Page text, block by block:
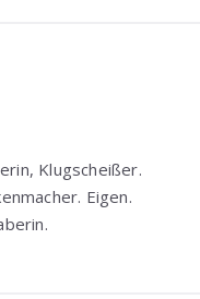
Klugscheißer.
Eigen.